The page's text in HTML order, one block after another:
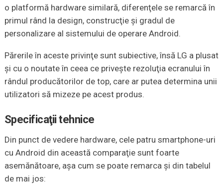
o platformă hardware similară, diferenţele se remarcă în
primul rând la design, construcţie şi gradul de
personalizare al sistemului de operare Android.
Părerile în aceste privinţe sunt subiective, însă LG a plusat
şi cu o noutate în ceea ce priveşte rezoluţia ecranului în
rândul producătorilor de top, care ar putea determina unii
utilizatori să mizeze pe acest produs.
Specificaţii tehnice
Din punct de vedere hardware, cele patru smartphone-uri
cu Android din această comparaţie sunt foarte
asemănătoare, aşa cum se poate remarca şi din tabelul
de mai jos: